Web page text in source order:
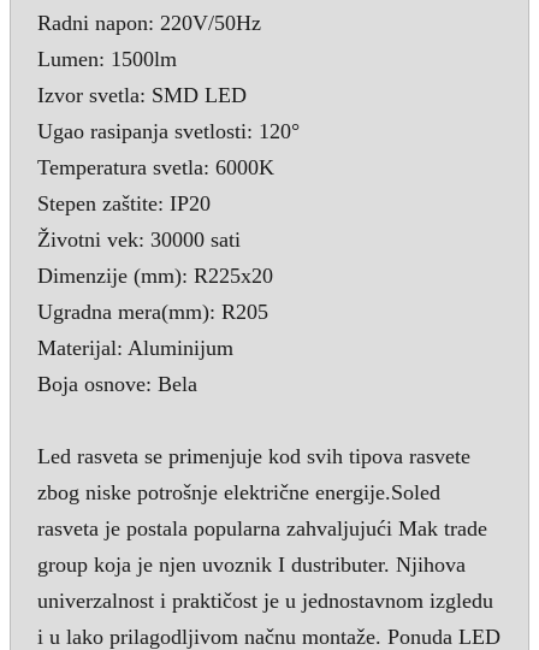
Radni napon: 220V/50Hz
Lumen: 1500lm
Izvor svetla: SMD LED
Ugao rasipanja svetlosti: 120°
Temperatura svetla: 6000K
Stepen zaštite: IP20
Životni vek: 30000 sati
Dimenzije (mm): R225x20
Ugradna mera(mm): R205
Materijal: Aluminijum
Boja osnove: Bela
Led rasveta se primenjuje kod svih tipova rasvete
zbog niske potrošnje električne energije.Soled
rasveta je postala popularna zahvaljujući Mak trade
group koja je njen uvoznik I dustributer. Njihova
univerzalnost i praktičost je u jednostavnom izgledu
i u lako prilagodljivom načnu montaže. Ponuda LED